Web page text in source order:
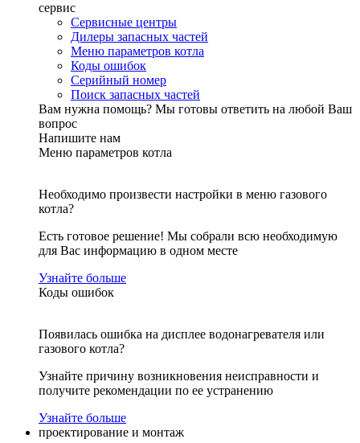
сервис
Сервисные центры
Дилеры запасных частей
Меню параметров котла
Коды ошибок
Серийный номер
Поиск запасных частей
Вам нужна помощь? Мы готовы ответить на любой Ваш
вопрос
Напишите нам
Меню параметров котла
Необходимо произвести настройки в меню газового
котла?
Есть готовое решение! Мы собрали всю необходимую
для Вас информацию в одном месте
Узнайте больше
Коды ошибок
Появилась ошибка на дисплее водонагревателя или
газового котла?
Узнайте причину возникновения неисправности и
получите рекомендации по ее устранению
Узнайте больше
проектирование и монтаж